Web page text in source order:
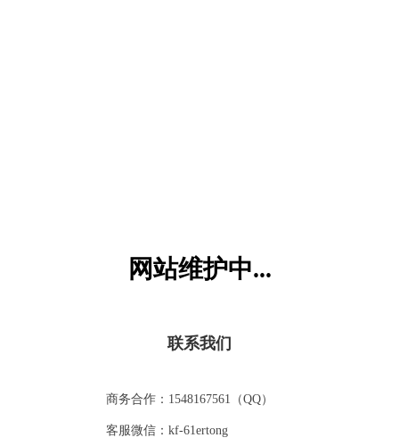
网站维护中...
联系我们
商务合作：1548167561（QQ）
客服微信：kf-61ertong